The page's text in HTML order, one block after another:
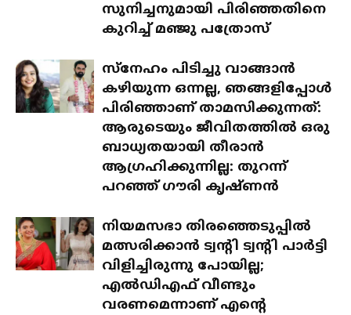
സുനിച്ചനുമായി പിരിഞ്ഞതിനെ
കുറിച്ച് മഞ്ജു പത്രോസ്
സ്‌നേഹം പിടിച്ചു വാങ്ങാൻ
കഴിയുന്ന ഒന്നല്ല, ഞങ്ങളിപ്പോൾ
പിരിഞ്ഞാണ് താമസിക്കുന്നത്:
ആരുടെയും ജീവിതത്തിൽ ഒരു
ബാധ്യതയായി തീരാൻ
ആഗ്രഹിക്കുന്നില്ല: തുറന്ന്
പറഞ്ഞ് ഗൗരി കൃഷ്ണൻ
നിയമസഭാ തിരഞ്ഞെടുപ്പിൽ
മത്സരിക്കാൻ ട്വന്റി ട്വന്റി പാർട്ടി
വിളിച്ചിരുന്നു പോയില്ല;
എൽഡിഎഫ് വീണ്ടും
വരണമെന്നാണ് എന്റെ